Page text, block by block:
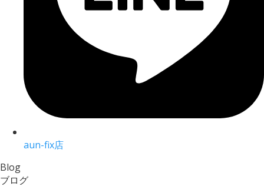
aun-fix店
Blog
ブログ